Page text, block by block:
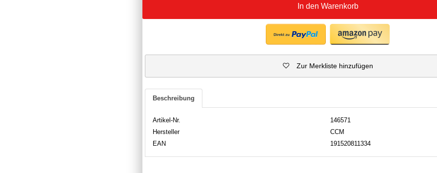
In den Warenkorb
Zur Merkliste hinzufügen
Beschreibung
Artikel-Nr.
146571
Hersteller
CCM
EAN
191520811334